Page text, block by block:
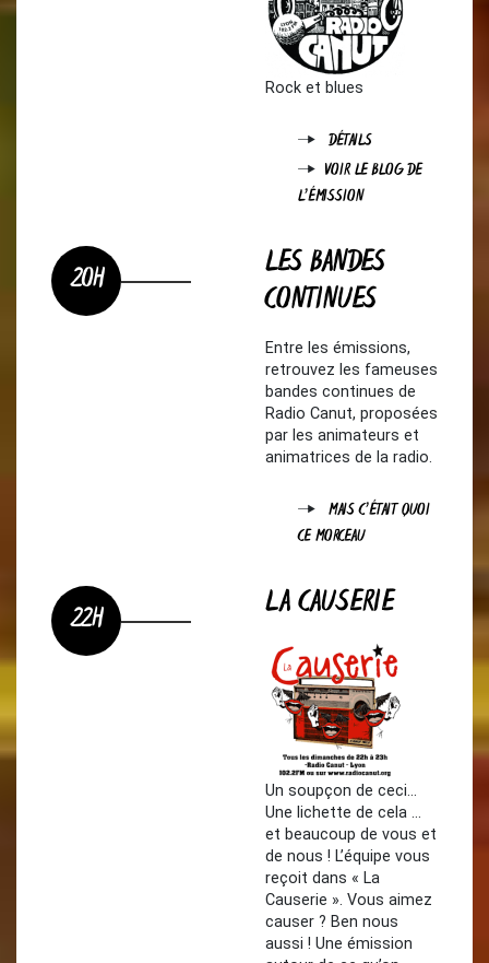
Rock et blues
DÉTAILS
VOIR LE BLOG DE
L'ÉMISSION
20H
LES BANDES
CONTINUES
Entre les émissions,
retrouvez les fameuses
bandes continues de
Radio Canut, proposées
par les animateurs et
animatrices de la radio.
MAIS C'ÉTAIT QUOI
CE MORCEAU
22H LA CAUSERIE
Un soupçon de ceci…
Une lichette de cela …
et beaucoup de vous et
de nous ! L’équipe vous
reçoit dans « La
Causerie ». Vous aimez
causer ? Ben nous
aussi ! Une émission